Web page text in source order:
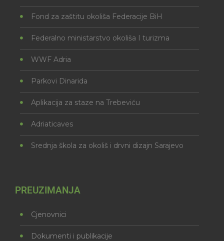
Fond za zaštitu okoliša Federacije BiH
Federalno ministarstvo okoliša I turizma
WWF Adria
Parkovi Dinarida
Aplikacija za staze na Trebeviću
Adriaticaves
Srednja škola za okoliš i drvni dizajn Sarajevo
PREUZIMANJA
Cjenovnici
Dokumenti i publikacije